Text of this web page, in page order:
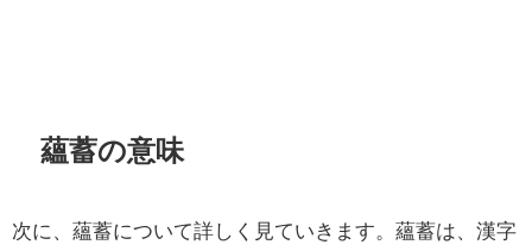
蘊蓄の意味
次に、蘊蓄について詳しく見ていきます。蘊蓄は、漢字